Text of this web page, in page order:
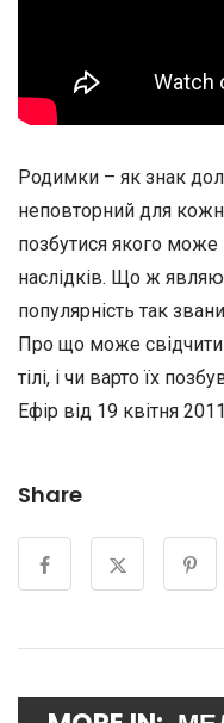
Родимки – як знак
неповторний для
позбутися якого може
наслідків. Що ж
популярність так
Про що може свідчити
тілі, і чи варто їх
Ефір від 19 квітня
Share